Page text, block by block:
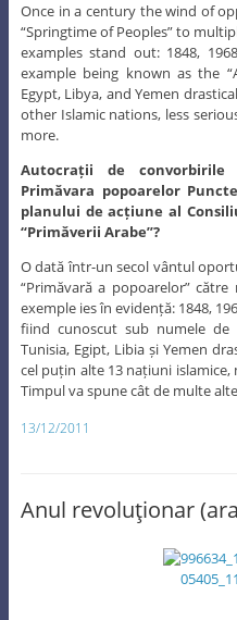
Once in a century the wind of
“Springtime of Peoples” to
examples stand out: 1848,
example being known as the
Egypt, Libya, and Yemen
other Islamic nations, less
more.
Autocrații de
Primăvara popoarelor
planului de acțiune al
“Primăverii Arabe”?
O dată într-un secol vântul
“Primăvară a popoarelor”
exemple ies în evidență: 1848,
fiind cunoscut sub numele de
Tunisia, Egipt, Libia și Yemen
cel puțin alte 13 națiuni
Timpul va spune cât de multe
13/12/2011
Anul revoluţionar